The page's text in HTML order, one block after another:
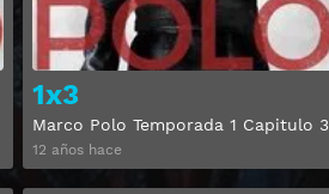
1x3
Marco Polo Temporada 1 Capitulo 3
12 años hace